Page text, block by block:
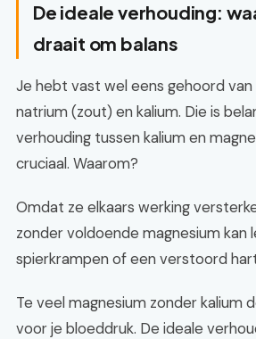
De ideale verhouding:
draait om balans
Je hebt vast wel eens gehoord
natrium (zout) en kalium. Die is
verhouding tussen kalium en
cruciaal. Waarom?
Omdat ze elkaars werking
zonder voldoende magnesium kan
spierkrampen of een verstoord
Te veel magnesium zonder kalium
voor je bloeddruk. De ideale